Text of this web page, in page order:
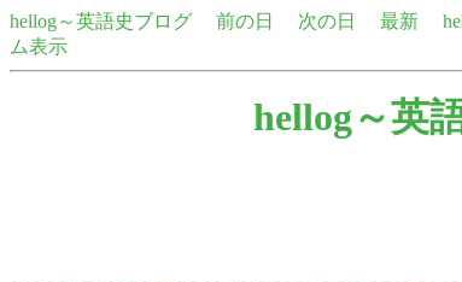
hellog～英語史ブログ 前の日 次の日 最新
ム表示
hellog～英